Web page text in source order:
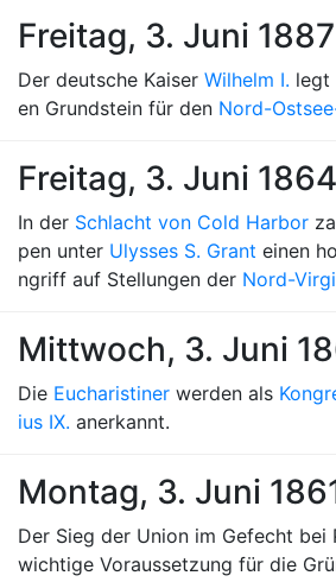
Freitag, 3. Juni 1887
Der deutsche Kaiser Wilhelm I. legt
en Grundstein für den Nord-
Freitag, 3. Juni 1864
In der Schlacht von Cold Harbor
pen unter Ulysses S. Grant einen
ngriff auf Stellungen der Nord-
Mittwoch, 3. Juni
Die Eucharistiner werden als
ius IX. anerkannt.
Montag, 3. Juni
Der Sieg der Union im Gefecht bei
wichtige Voraussetzung für die